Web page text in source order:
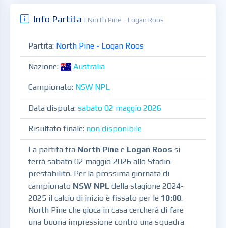
Info Partita | North Pine - Logan Roos
Partita: North Pine - Logan Roos
Nazione: Australia
Campionato: NSW NPL
Data disputa: sabato 02 maggio 2026
Risultato finale: non disponibile
La partita tra North Pine e Logan Roos si
terrà sabato 02 maggio 2026 allo Stadio
prestabilito. Per la prossima giornata di
campionato NSW NPL della stagione 2024-
2025 il calcio di inizio è fissato per le 10:00.
North Pine che gioca in casa cercherà di fare
una buona impressione contro una squadra